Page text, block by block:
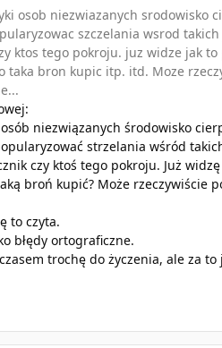
osob niezwiazanych srodowisko
szczelania wsrod
ktos tego pokroju. juz widze jak
taka bron kupic itp. itd. Moze
niezwiązanych środowisko
strzelania wśród
czy ktoś tego pokroju. Już
broń kupić? Może
to czyta.
błędy ortograficzne.
trochę do życzenia, ale za